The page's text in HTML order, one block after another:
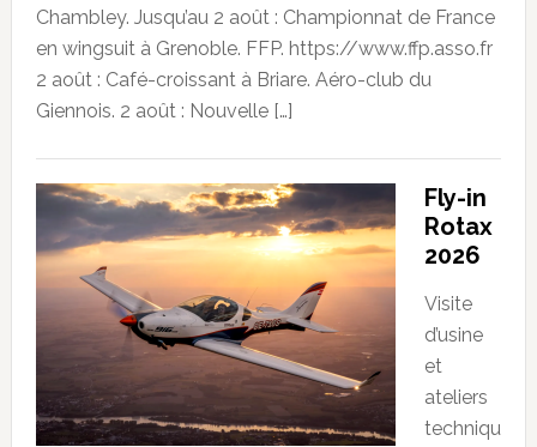
Chambley. Jusqu’au 2 août : Championnat de France
en wingsuit à Grenoble. FFP. https://www.ffp.asso.fr
2 août : Café-croissant à Briare. Aéro-club du
Giennois. 2 août : Nouvelle […]
Fly-in
Rotax
2026
Visite
d’usine
et
ateliers
techniqu